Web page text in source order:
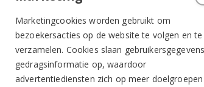
afbeeldingen-
gallerij
afbeeldingen-
gallerij
Marketingcookies worden gebruikt om
bezoekersacties op de website te volgen en te
verzamelen. Cookies slaan
gedragsinformatie op, waardoor
advertentiediensten zich op meer doelgroepen